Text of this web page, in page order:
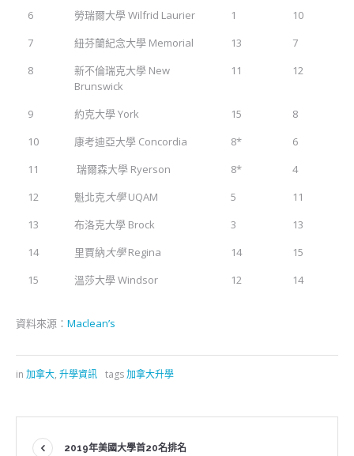
6
勞瑞爾大學 Wilfrid Laurier 1
10
7
紐芬蘭紀念大學 Memorial 13
7
8
新不倫瑞克大學 New
Brunswick
11 12
9 約克大學 York 15
8
10
康考迪亞大學 Concordia 8*
6
11
瑞爾森大學 Ryerson 8*
4
12
魁北克大學UQAM 5
11
13
布洛克大學 Brock 3
13
14
里賈納大學Regina 14
15
15
溫莎大學 Windsor 12 14
資料來源： Maclean’s
in 加拿大, 升學資訊 tags加拿大升學
2019年美國大學首20名排名